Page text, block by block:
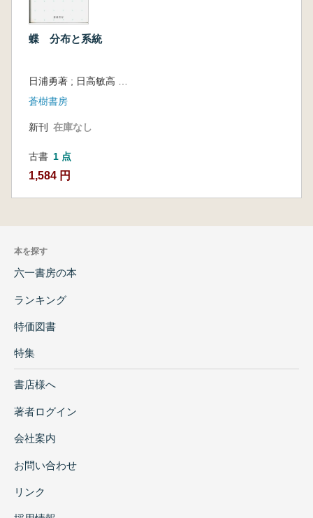
蝶 分布と系統
蒼樹書房
新刊 在庫なし
古書 1 点
1,584 円
本を探す
六一書房の本
ランキング
特価図書
特集
書店様へ
著者ログイン
会社案内
お問い合わせ
リンク